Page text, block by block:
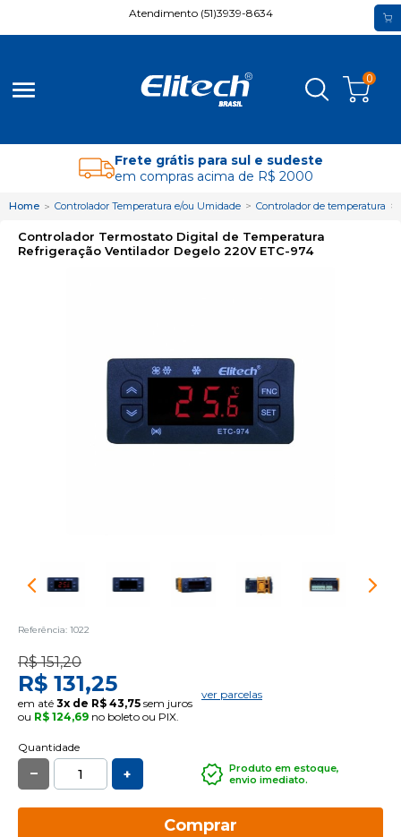
Atendimento (51)3939-8634
menu 0
Frete grátis para sul e sudeste
em compras acima de R$ 2000
Home Controlador Temperatura e/ou Umidade Controlador de temperatura
Controlador Termostato Digital de Temperatura
Refrigeração Ventilador Degelo 220V ETC-974
Referência: 1022
R$ 151,20
R$ 131,25
em até 3x de R$ 43,75 sem juros
ou R$ 124,69 no boleto ou PIX.
ver parcelas
Quantidade
+
Produto em estoque,
envio imediato.
Comprar